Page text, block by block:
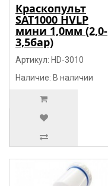
Краскопульт
SAT1000 HVLP
мини 1,0мм (2,0-
3,5бар)
Артикул: HD-3010
Наличие: В наличии